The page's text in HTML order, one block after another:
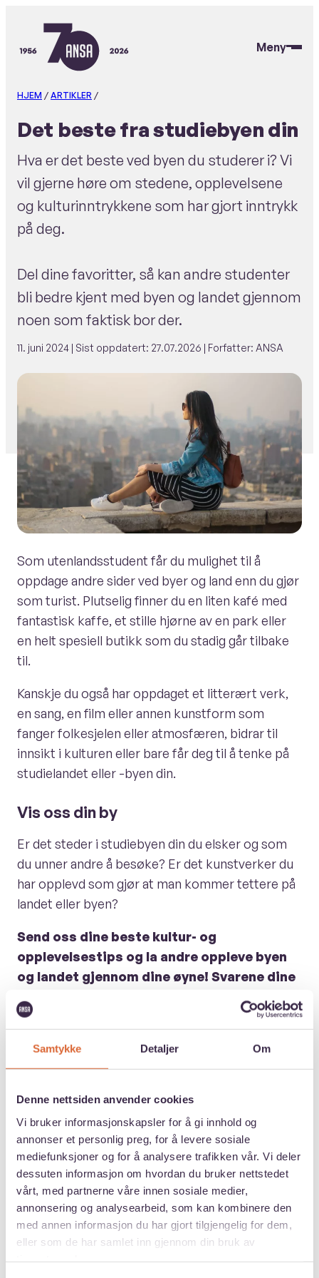
Samtykke Detaljer Om
Denne nettsiden anvender cookies
Vi bruker informasjonskapsler for å gi innhold og
annonser et personlig preg, for å levere sosiale
mediefunksjoner og for å analysere trafikken vår. Vi deler
dessuten informasjon om hvordan du bruker nettstedet
vårt, med partnerne våre innen sosiale medier,
annonsering og analysearbeid, som kan kombinere den
med annen informasjon du har gjort tilgjengelig for dem,
eller som de har samlet inn gjennom din bruk av
hovedinnhold
Meny
HJEM / ARTIKLER /
Det beste fra studiebyen din
Hva er det beste ved byen du studerer i? Vi
vil gjerne høre om stedene, opplevelsene
og kulturinntrykkene som har gjort inntrykk
på deg.
Del dine favoritter, så kan andre studenter
bli bedre kjent med byen og landet gjennom
noen som faktisk bor der.
11. juni 2024 | Sist oppdatert: 27.07.2026 | Forfatter: ANSA
Som utenlandsstudent får du mulighet til å
oppdage andre sider ved byer og land enn du gjør
som turist. Plutselig finner du en liten kafé med
fantastisk kaffe, et stille hjørne av en park eller
en helt spesiell butikk som du stadig går tilbake
til.
Kanskje du også har oppdaget et litterært verk,
en sang, en film eller annen kunstform som
fanger folkesjelen eller atmosfæren, bidrar til
innsikt i kulturen eller bare får deg til å tenke på
studielandet eller -byen din.
Vis oss din by
Er det steder i studiebyen din du elsker og som
du unner andre å besøke? Er det kunstverker du
har opplevd som gjør at man kommer tettere på
landet eller byen?
Send oss dine beste kultur- og
opplevelsestips og la andre oppleve byen
og landet gjennom dine øyne! Svarene dine
opplevelsesguider fra studielandet.
Bilder? Ja, takk!
opplevelsesguiden. Har du også bilder eller
videoer fra byen og landet ditt som du vil dele, er
det supert!
Har du praktiske tips om å bo og leve i
ditt studieland?
Vi tar alltid imot praktiske tips til hverdagen
i utlandet. Hvis du har innsideinformasjon